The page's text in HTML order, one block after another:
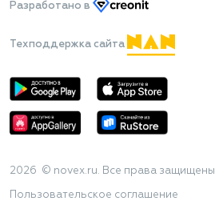
Разработано в
Техподдержка сайта
2026 © novex.ru. Все права защищены
Пользовательское соглашение